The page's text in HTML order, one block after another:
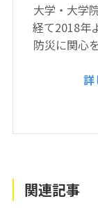
大学・大学
経て2018年
防災に関心
詳
関連記事